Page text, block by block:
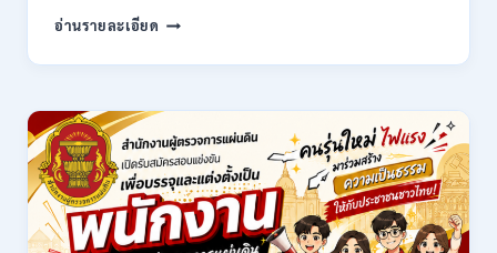
ก
กพ.
สมัคร
17
–
21
สิงหาคม
2569
อ่านรายละเอียด มหาวิทยาลัย
ราช
ล้าน
เชียงใหม่
เปิด
รับ
สมัคร
คัด